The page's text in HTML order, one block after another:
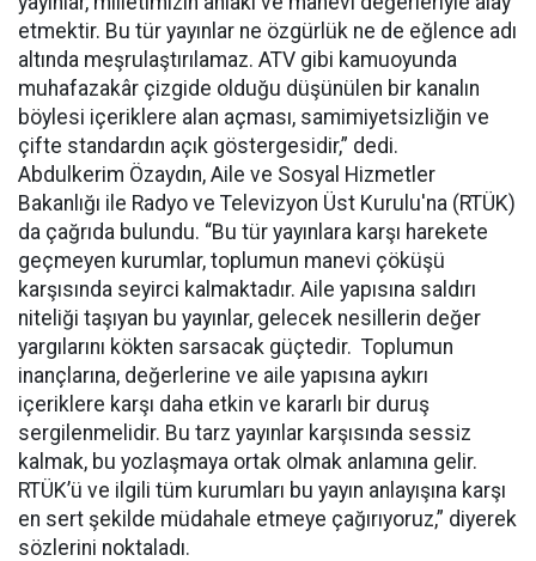
etmektir. Bu tür yayınlar ne özgürlük ne de eğlence adı
altında meşrulaştırılamaz. ATV gibi kamuoyunda
muhafazakâr çizgide olduğu düşünülen bir kanalın
böylesi içeriklere alan açması, samimiyetsizliğin ve
çifte standardın açık göstergesidir,” dedi.
Abdulkerim Özaydın, Aile ve Sosyal Hizmetler
Bakanlığı ile Radyo ve Televizyon Üst Kurulu'na (RTÜK)
da çağrıda bulundu. “Bu tür yayınlara karşı harekete
geçmeyen kurumlar, toplumun manevi çöküşü
karşısında seyirci kalmaktadır. Aile yapısına saldırı
niteliği taşıyan bu yayınlar, gelecek nesillerin değer
yargılarını kökten sarsacak güçtedir. Toplumun
inançlarına, değerlerine ve aile yapısına aykırı
içeriklere karşı daha etkin ve kararlı bir duruş
sergilenmelidir. Bu tarz yayınlar karşısında sessiz
kalmak, bu yozlaşmaya ortak olmak anlamına gelir.
RTÜK’ü ve ilgili tüm kurumları bu yayın anlayışına karşı
en sert şekilde müdahale etmeye çağırıyoruz,” diyerek
sözlerini noktaladı.